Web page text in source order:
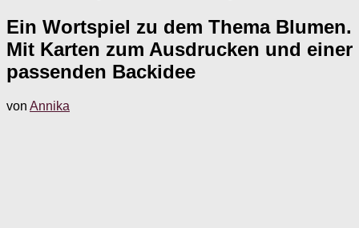
Ein Wortspiel zu dem Thema Blumen.
Mit Karten zum Ausdrucken und einer
passenden Backidee
von Annika